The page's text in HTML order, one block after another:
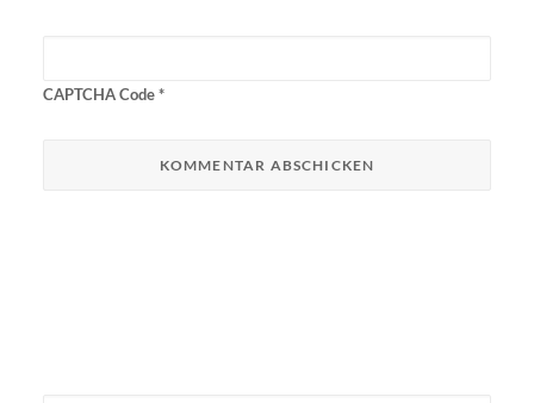
CAPTCHA Code*